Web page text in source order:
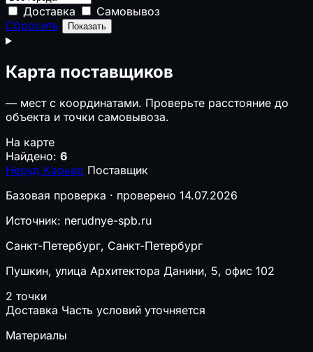
Доставка
Самовывоз
Сбросить
Показать
Карта поставщиков
— мест с координатами. Проверьте расстояние до
объекта и точки самовывоза.
На карте
Найдено: 6
Неруд Карьер Поставщик
Базовая проверка · проверено 14.07.2026
Источник: nerudnye-spb.ru
Санкт-Петербург, Санкт-Петербург
Пушкин, улица Архитектора Данини, 5, офис 102
2 точки
Доставка Часть условий уточняется
Материалы